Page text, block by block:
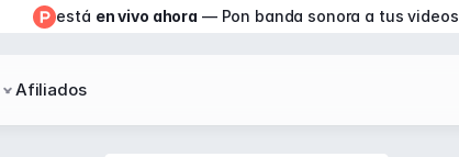
está en vivo ahora — Pon banda sonora a tus videos
Afiliados